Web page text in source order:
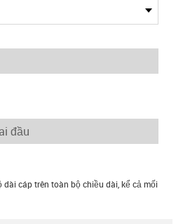
cáp trên toàn bộ chiều dài, kể cả mối